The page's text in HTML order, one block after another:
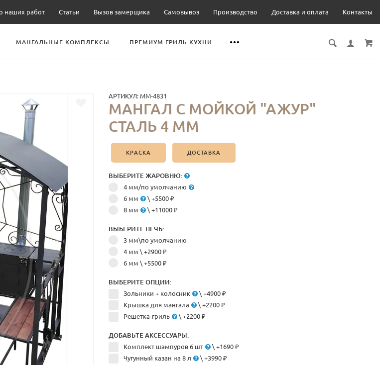
наших работ Статьи Вызов замерщика Самовывоз Производство Доставка и оплата Контакты
МАНГАЛЬНЫЕ КОМПЛЕКСЫ ПРЕМИУМ ГРИЛЬ КУХНИ
АРТИКУЛ: ММ-4831
МАНГАЛ С МОЙКОЙ "АЖУР"
СТАЛЬ 4 ММ
КРАСКА ДОСТАВКА
ВЫБЕРИТЕ ЖАРОВНЮ:
4 мм/по умолчанию
6 мм
\ +5500 ₽
8 мм
\ +11000 ₽
ВЫБЕРИТЕ ПЕЧЬ:
3 мм\по умолчанию
4 мм\ +2900 ₽
6 мм\ +5500 ₽
ВЫБЕРИТЕ ОПЦИИ:
Зольники + колосник
\ +4900 ₽
Крышка для мангала
\ +2200 ₽
Решетка-гриль
\ +2200 ₽
ДОБАВЬТЕ АКСЕССУАРЫ:
Комплект шампуров 6 шт
\ +1690 ₽
Чугунный казан на 8 л
\ +3990 ₽